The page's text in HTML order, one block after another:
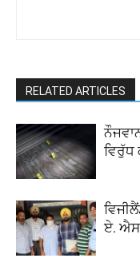
RELATED ARTICLES
ਵਿਰੁੱਧ
ਏ.